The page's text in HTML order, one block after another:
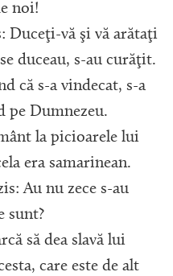
noi!
Duceţi-vă şi vă arătaţi
duceau, s-au curăţit.
că s-a vindecat, s-a
pe Dumnezeu.
la picioarele lui
era samarinean.
Au nu zece s-au
sunt?
să dea slavă lui
care este de alt